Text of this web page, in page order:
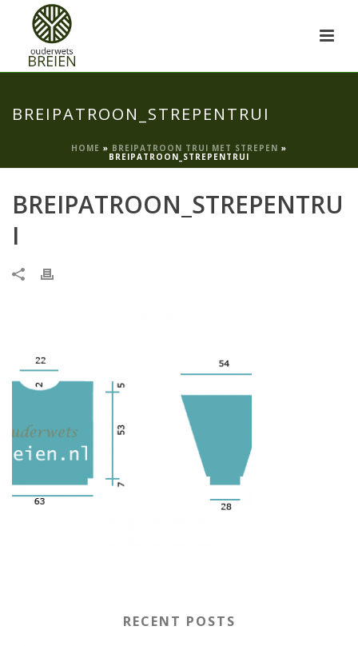
BREIPATROON_STREPENTRUI
HOME » BREIPATROON TRUI MET STREPEN »
BREIPATROON_STREPENTRUI
BREIPATROON_STREPENTRU
I
RECENT POSTS